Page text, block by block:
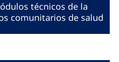
técnicos de la
comunitarios de salud